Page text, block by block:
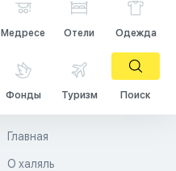
Медресе Отели Одежда
Фонды Туризм Поиск
Главная
О халяль